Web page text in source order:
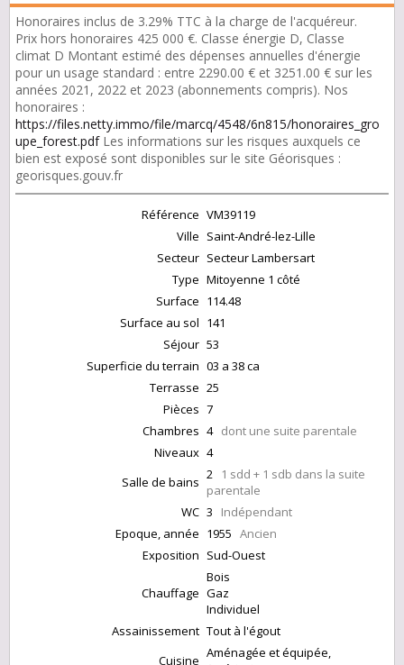
Honoraires inclus de 3.29% TTC à la charge de l'acquéreur.
Prix hors honoraires 425 000 €. Classe énergie D, Classe
climat D Montant estimé des dépenses annuelles d'énergie
pour un usage standard : entre 2290.00 € et 3251.00 € sur les
années 2021, 2022 et 2023 (abonnements compris). Nos
honoraires :
https://files.netty.immo/file/marcq/4548/6n815/honoraires_gro
upe_forest.pdfLes informations sur les risques auxquels ce
bien est exposé sont disponibles sur le site Géorisques :
georisques.gouv.fr
Référence VM39119
Ville Saint-André-lez-Lille
Secteur Secteur Lambersart
Type Mitoyenne 1 côté
Surface 114.48
Surface au sol 141
Séjour 53
Superficie du terrain 03 a 38 ca
Terrasse 25
Pièces 7
Chambres 4 dont une suite parentale
Niveaux 4
Salle de bains 2
1 sdd + 1 sdb dans la suite
parentale
WC 3 Indépendant
Epoque, année 1955 Ancien
Exposition Sud-Ouest
Chauffage
Bois
Gaz
Individuel
Assainissement Tout à l'égout
Cuisine Aménagée et équipée,